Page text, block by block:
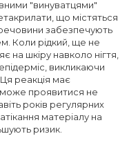
"винуватцями"
що містяться
речовини забезпечують
Коли рідкий, ще не
на шкіру навколо нігтя,
викликаючи
Ця реакція має
може проявитися не
років регулярних
матеріалу на
ризик.